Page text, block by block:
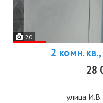
20
2 комн.
28
улица